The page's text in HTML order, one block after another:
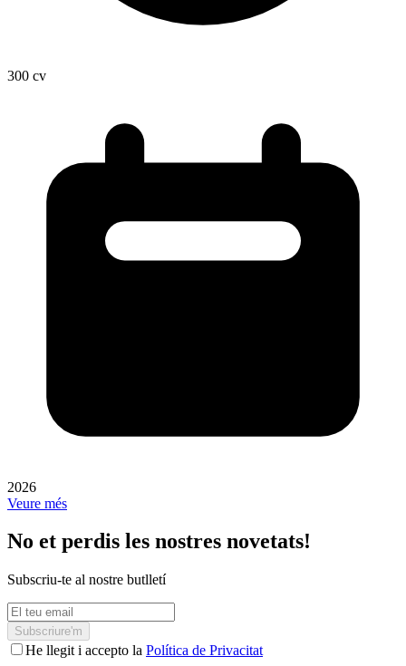
300 cv
2026
Veure més
No et perdis les nostres novetats!
Subscriu-te al nostre butlletí
Subscriure'm
He llegit i accepto la Política de Privacitat